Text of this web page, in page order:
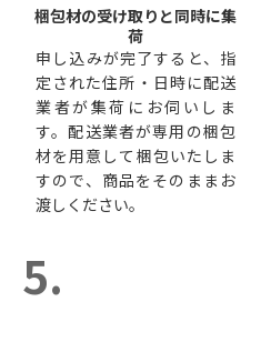
梱包材の受け取りと同時に集
荷
申し込みが完了すると、指
定された住所・日時に配送
業者が集荷にお伺いしま
す。配送業者が専用の梱包
材を用意して梱包いたしま
すので、商品をそのままお
渡しください。
5.